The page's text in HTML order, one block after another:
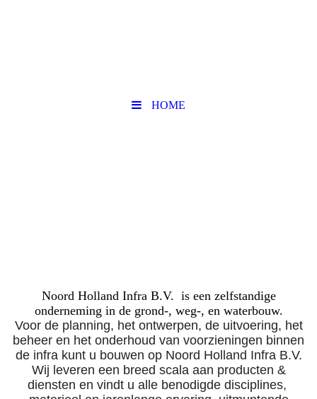
HOME
Noord Holland Infra B.V. is een zelfstandige
onderneming in de grond-, weg-, en waterbouw.
Voor de planning, het ontwerpen, de uitvoering, het
beheer en het onderhoud van voorzieningen binnen
de infra kunt u bouwen op Noord Holland Infra B.V.
Wij leveren een breed scala aan producten &
diensten en vindt u alle benodigde disciplines,